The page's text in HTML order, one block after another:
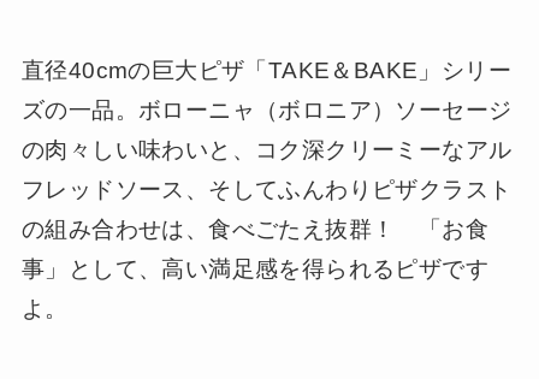
直径40cmの巨大ピザ「TAKE＆BAKE」シリー
ズの一品。ボローニャ（ボロニア）ソーセージ
の肉々しい味わいと、コク深クリーミーなアル
フレッドソース、そしてふんわりピザクラスト
の組み合わせは、食べごたえ抜群！ 「お食
事」として、高い満足感を得られるピザです
よ。